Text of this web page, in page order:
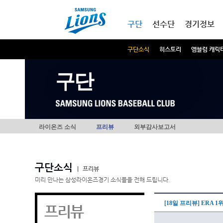
구단
구단소식 히스토리 엠블럼 캐릭
선수단 경기정보
구단
라이온즈 소식 프리뷰 외부감사보고서
구단소식
프리뷰
미리 만나는 삼성라이온즈경기 소식들을 전해 드립니다.
프리뷰 [18일 프리뷰] ERA 1